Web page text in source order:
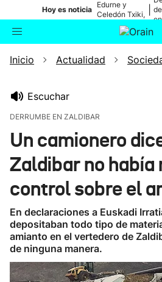
Hoy es noticia
Edurne y
Celedón Txiki,
en directo
Buscador
Inicio Actualidad
Escuchar
DERRUMBE EN ZALDIBAR
Un camionero
Zaldibar no había
control sobre el
En declaraciones a Euskadi
depositaban todo tipo de
amianto en el vertedero de
de ninguna manera.